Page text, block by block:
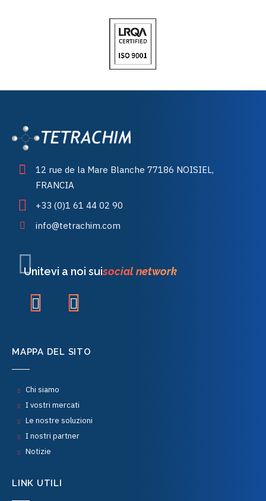
12 rue de la Mare Blanche 77186 NOISIEL,
FRANCIA
+33 (0)1 61 44 02 90
info@tetrachim.com
MAPPA DEL SITO
Chi siamo
I vostri mercati
Le nostre soluzioni
I nostri partner
Notizie
LINK UTILI
Unitevi a noi suisocial network